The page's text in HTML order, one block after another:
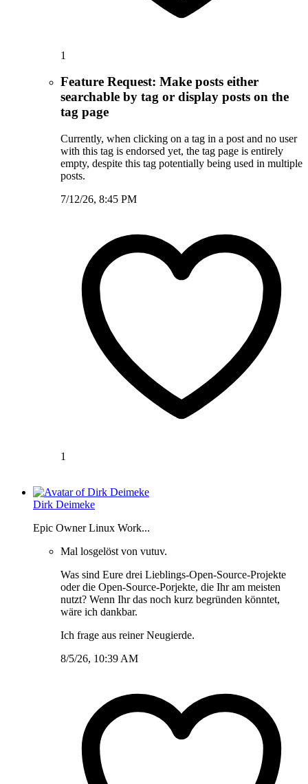
1
Feature Request: Make posts either
searchable by tag or display posts on the
tag page
Currently, when clicking on a tag in a post and no user
with this tag is endorsed yet, the tag page is entirely
empty, despite this tag potentially being used in multiple
posts.
7/12/26, 8:45 PM
1
Dirk Deimeke
Epic Owner Linux Work...
Mal losgelöst von vutuv.
Was sind Eure drei Lieblings-Open-Source-Projekte
oder die Open-Source-Porjekte, die Ihr am meisten
nutzt? Wenn Ihr das noch kurz begründen könntet,
wäre ich dankbar.
Ich frage aus reiner Neugierde.
8/5/26, 10:39 AM